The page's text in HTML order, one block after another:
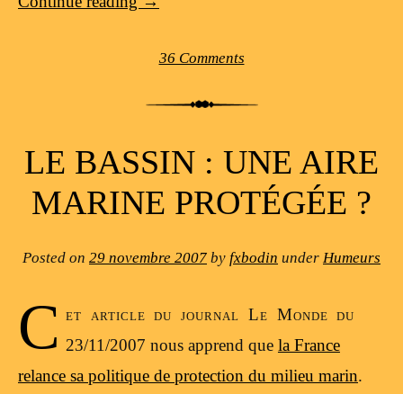
36 Comments
LE BASSIN : UNE AIRE
MARINE PROTÉGÉE ?
Posted on 29 novembre 2007 by fxbodin under Humeurs
C et article du journal Le Monde du
23/11/2007 nous apprend que la France
relance sa politique de protection du milieu marin.